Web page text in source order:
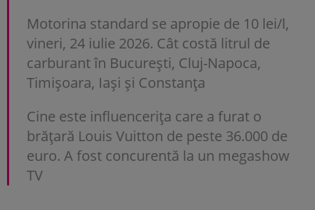
Motorina standard se apropie de 10 lei/l,
vineri, 24 iulie 2026. Cât costă litrul de
carburant în București, Cluj-Napoca,
Timișoara, Iași și Constanța
Cine este influencerița care a furat o
brățară Louis Vuitton de peste 36.000 de
euro. A fost concurentă la un megashow
TV